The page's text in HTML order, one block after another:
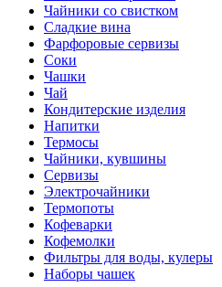
Чайники со свистком
Сладкие вина
Фарфоровые сервизы
Соки
Чашки
Чай
Кондитерские изделия
Напитки
Термосы
Чайники, кувшины
Сервизы
Электрочайники
Термопоты
Кофеварки
Кофемолки
Фильтры для воды, кулеры
Наборы чашек